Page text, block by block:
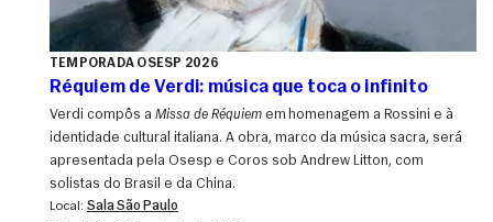
TEMPORADA OSESP 2026
Réquiem de Verdi: música que toca o infinito
Verdi compôs a Missa de Réquiem em homenagem a Rossini e à
identidade cultural italiana. A obra, marco da música sacra, será
apresentada pela Osesp e Coros sob Andrew Litton, com
solistas do Brasil e da China.
Local: Sala São Paulo